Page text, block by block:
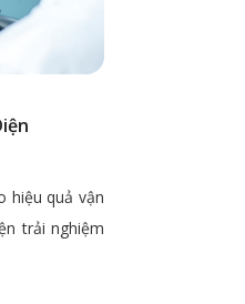
hiệu quả vận
trải nghiệm